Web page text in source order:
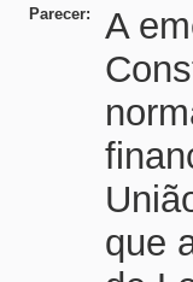
Parecer:
A
que